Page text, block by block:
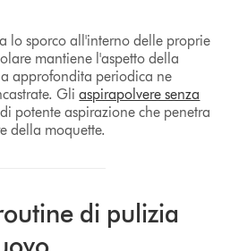
lo sporco all'interno delle proprie
mantiene l'aspetto della
approfondita periodica ne
Gliaspirapolvere senza
potente aspirazione che penetra
della moquette.
di pulizia